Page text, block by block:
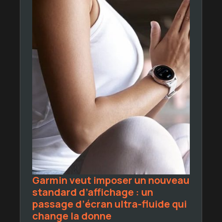
Garmin veut imposer un nouveau
standard d’affichage : un
passage d’écran ultra-fluide qui
change la donne